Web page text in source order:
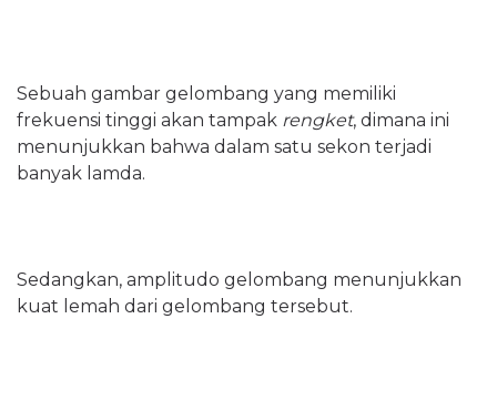
Sebuah gambar gelombang yang memiliki
frekuensi tinggi akan tampak rengket, dimana ini
menunjukkan bahwa dalam satu sekon terjadi
banyak lamda.
Sedangkan, amplitudo gelombang menunjukkan
kuat lemah dari gelombang tersebut.